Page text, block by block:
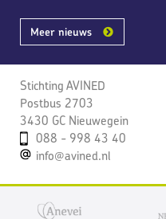
Meer nieuws
Stichting AVINED
Postbus 2703
3430 GC Nieuwegein
088 - 998 43 40
info@avined.nl